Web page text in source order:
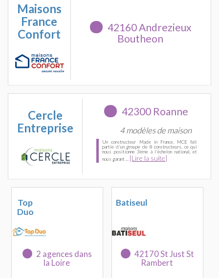
Maisons
France
Confort
42160 Andrezieux
Boutheon
Cercle
Entreprise
42300 Roanne
4 modèles de maison
Un constructeur Made in France. MCE fait
partie d'un groupe de 8 constructeurs, ce qui
nous positionne 3ème à l'échelon national, et
nous garant ... [Lire la suite]
Top
Duo
2 agences dans
la Loire
Batiseul
42170 St Just St
Rambert